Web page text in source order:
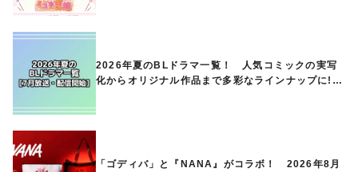
2026年夏のBLドラマ一覧！ 人気コミックの実写
化からオリジナル作品まで多彩なラインナップに!!
「ゴディバ」と『NANA』がコラボ！ 2026年8月